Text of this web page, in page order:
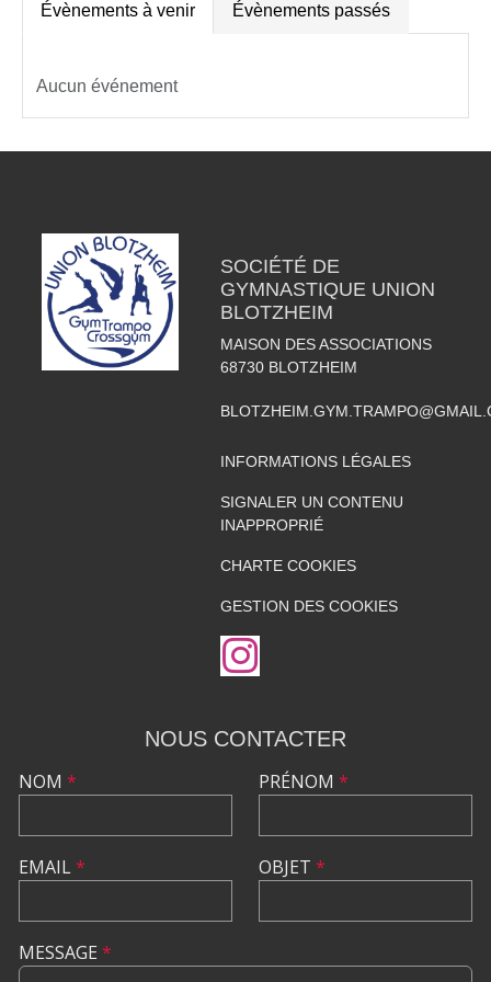
Évènements à venir Évènements passés
Aucun événement
SOCIÉTÉ DE
GYMNASTIQUE UNION
BLOTZHEIM
MAISON DES ASSOCIATIONS
68730 BLOTZHEIM
INFORMATIONS LÉGALES
SIGNALER UN CONTENU
INAPPROPRIÉ
CHARTE COOKIES
GESTION DES COOKIES
NOUS CONTACTER
NOM *
EMAIL*
PRÉNOM *
OBJET *
MESSAGE *